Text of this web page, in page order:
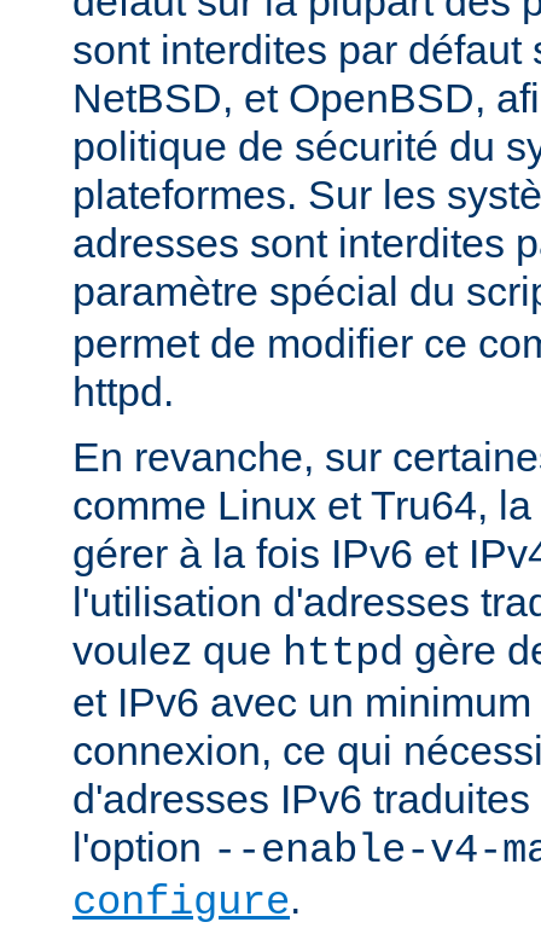
sont interdites par défaut
NetBSD, et OpenBSD,
politique de sécurité du
plateformes. Sur les
adresses sont interdites
paramètre spécial du
permet de modifier ce
httpd.
En revanche, sur
comme Linux et Tru64, la
gérer à la fois IPv6 et
l'utilisation d'adresses
voulez que httpd gère
et IPv6 avec un
connexion, ce qui
d'adresses IPv6
l'option --enable-v4-
configure.